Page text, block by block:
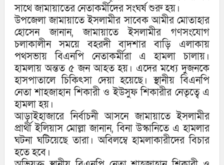
সাথে জামায়াতের নেতাকর্মীদের সংঘর্ষ শুরু হয়।
উপজেলা জামায়াতে ইসলামীর সাবেক আমীর মোতাহার
হোসেন জানান, জামায়াতে ইসলামীর গণসংযোগ
চলাকালীন সময়ে বহরদী বাদশার বাড়ি এলাকায়
পথসভায় বিএনপি নেতাকর্মীরা এ হামলা চালায়।
হামলায় অন্তত ৫ জন আহত হয়। এদের মধ্যে দুজনকে
হাসপাতালে চিকিৎসা দেয়া হয়েছে। স্থানীয় বিএনপি
নেতা শাহজাহান শিকারী ও ইউসুফ শিকারীর নেতৃত্বে এ
হামলা হয়।
আড়াইহাজারে নির্বাচনী আসনে জামায়াতে ইসলামীর
প্রার্থী ইলিয়াস মোল্লা জানান, বিনা উস্কানিতে এ হামলার
ঘটনা ঘটিয়েছে তারা। অবিলম্বে হামলাকারীদের বিচার
হতে হবে।